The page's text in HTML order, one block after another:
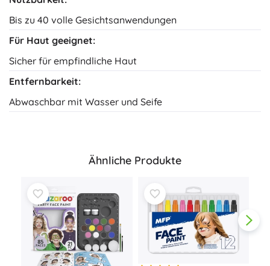
Bis zu 40 volle Gesichtsanwendungen
Für Haut geeignet:
Sicher für empfindliche Haut
Entfernbarkeit:
Abwaschbar mit Wasser und Seife
Ähnliche Produkte